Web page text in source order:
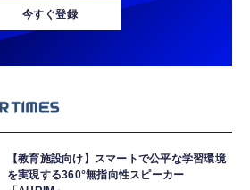
今すぐ登録
【教育施設向け】スマートで公平な学習環境
を実現する360°無指向性スピーカー